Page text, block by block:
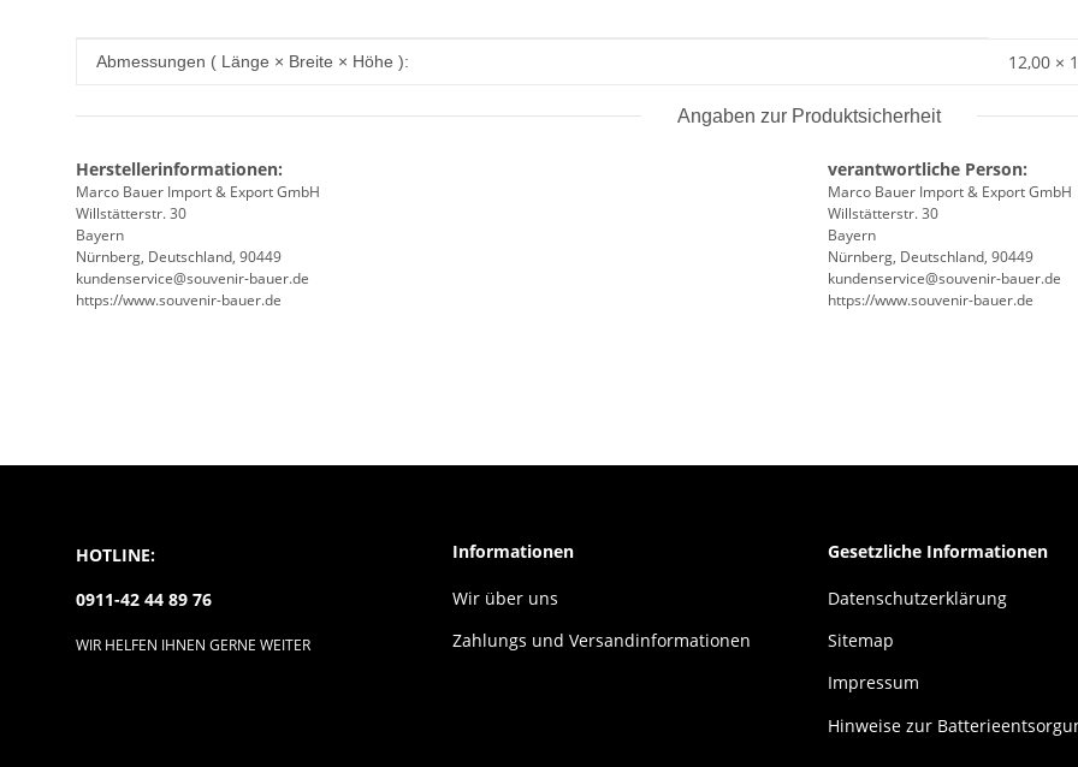
Produkteigenschaft
Wert
Abmessungen ( Länge × Breite × Höhe ): 12,00 ×
Angaben zur Produktsicherheit
Herstellerinformationen:
Marco Bauer Import & Export GmbH
Willstätterstr. 30
Bayern
Nürnberg, Deutschland, 90449
kundenservice@souvenir-bauer.de
https://www.souvenir-bauer.de
verantwortliche Person:
Marco Bauer Import & Export GmbH
Willstätterstr. 30
Bayern
Nürnberg, Deutschland, 90449
kundenservice@souvenir-bauer.de
https://www.souvenir-bauer.de
HOTLINE:
0911-42 44 89 76
WIR HELFEN IHNEN GERNE WEITER
Informationen
Wir über uns
Zahlungs und Versandinformationen
Gesetzliche Informationen
Datenschutzerklärung
Sitemap
Impressum
Hinweise zur